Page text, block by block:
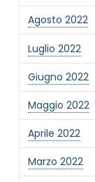
Agosto 2022
Luglio 2022
Giugno 2022
Maggio 2022
Aprile 2022
Marzo 2022